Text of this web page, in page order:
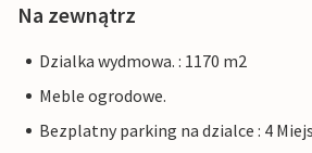
Na zewnątrz
Dzialka wydmowa. : 1170 m2
Meble ogrodowe.
Bezplatny parking na dzialce : 4